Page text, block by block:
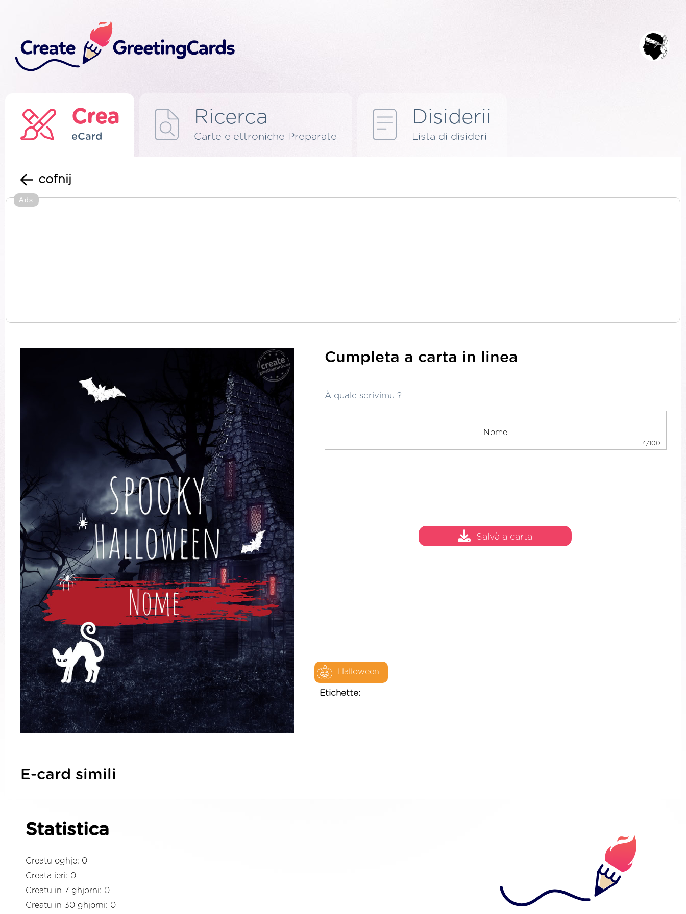
Crea
eCard
Ricerca
Carte elettroniche Preparate
Disiderii
Lista di disiderii
cofnij
Ads
Cumpleta a carta in linea
À quale scrivimu ?
4/100
Halloween
Etichette:
Salvà a carta
E-card simili
Statistica
Creatu oghje: 0
Creata ieri: 0
Creatu in 7 ghjorni: 0
Creatu in 30 ghjorni: 0